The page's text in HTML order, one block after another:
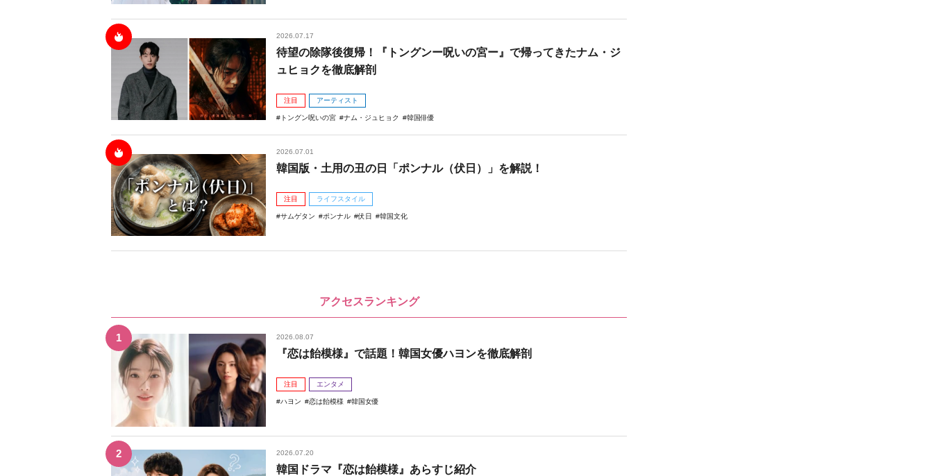
2026.07.17
待望の除隊後復帰！『トングンー呪いの宮ー』で帰ってきたナム・ジ
ュヒョクを徹底解剖
注目 アーティスト
トングン呪いの宮 ナム・ジュヒョク 韓国俳優
2026.07.01
韓国版・土用の丑の日「ポンナル（伏日）」を解説！
注目 ライフスタイル
サムゲタン ポンナル 伏日 韓国文化
アクセスランキング
2026.08.07
『恋は飴模様』で話題！韓国女優ハヨンを徹底解剖
注目 エンタメ
ハヨン 恋は飴模様 韓国女優
2026.07.20
韓国ドラマ『恋は飴模様』あらすじ紹介